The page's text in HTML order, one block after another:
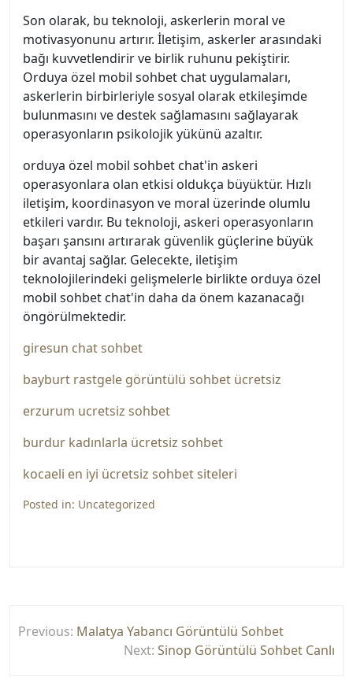
Son olarak, bu teknoloji, askerlerin moral ve
motivasyonunu artırır. İletişim, askerler arasındaki
bağı kuvvetlendirir ve birlik ruhunu pekiştirir.
Orduya özel mobil sohbet chat uygulamaları,
askerlerin birbirleriyle sosyal olarak etkileşimde
bulunmasını ve destek sağlamasını sağlayarak
operasyonların psikolojik yükünü azaltır.
orduya özel mobil sohbet chat'in askeri
operasyonlara olan etkisi oldukça büyüktür. Hızlı
iletişim, koordinasyon ve moral üzerinde olumlu
etkileri vardır. Bu teknoloji, askeri operasyonların
başarı şansını artırarak güvenlik güçlerine büyük
bir avantaj sağlar. Gelecekte, iletişim
teknolojilerindeki gelişmelerle birlikte orduya özel
mobil sohbet chat'in daha da önem kazanacağı
öngörülmektedir.
giresun chat sohbet
bayburt rastgele görüntülü sohbet ücretsiz
erzurum ucretsiz sohbet
burdur kadınlarla ücretsiz sohbet
kocaeli en iyi ücretsiz sohbet siteleri
Posted in: Uncategorized
gezinmesi
Previous: Malatya Yabancı Görüntülü Sohbet
Next: Sinop Görüntülü Sohbet Canlı